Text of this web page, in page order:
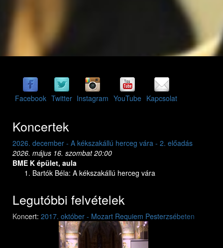
Facebook Twitter Instagram YouTube Kapcsolat
Koncertek
2026. december - A kékszakállú herceg vára - 2. előadás
2026. május 16. szombat 20:00
BME K épület, aula
Bartók Béla: A kékszakállú herceg vára
Legutóbbi felvételek
Koncert: 2017. október - Mozart Requiem Pesterzsébeten
Mozart: Requiem
Mozart: Requiem
Previous Next